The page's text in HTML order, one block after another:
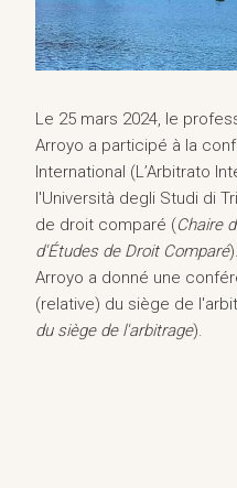
Le 25 mars 2024, le
Arroyo a participé à la
International (L’Arbitrato
l'Università degli Studi di
de droit comparé (Chaire
d'Études de Droit Comparé
Arroyo a donné une
(relative) du siège de
du siège de l'arbitrage).